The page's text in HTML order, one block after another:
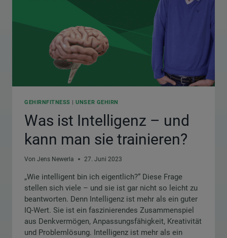
GEHIRNFITNESS |UNSER GEHIRN
Was ist Intelligenz – und
kann man sie trainieren?
Von Jens Newerla 27. Juni 2023
„Wie intelligent bin ich eigentlich?“ Diese Frage
stellen sich viele – und sie ist gar nicht so leicht zu
beantworten. Denn Intelligenz ist mehr als ein guter
IQ-Wert. Sie ist ein faszinierendes Zusammenspiel
aus Denkvermögen, Anpassungsfähigkeit, Kreativität
und Problemlösung. Intelligenz ist mehr als ein